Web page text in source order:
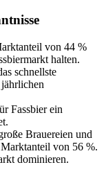
von 44 %
halten.
schnellste
Fassbier ein
Brauereien und
von 56 %.
dominieren.